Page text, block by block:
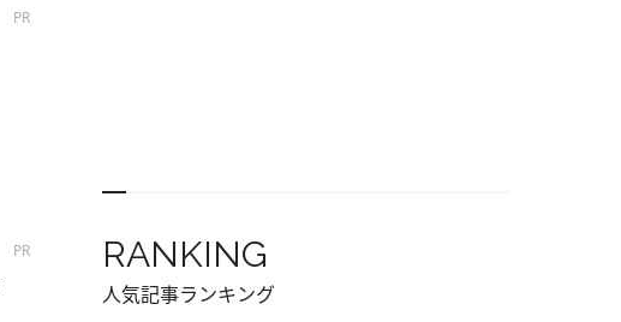
PR
PR RANKING
人気記事ランキング